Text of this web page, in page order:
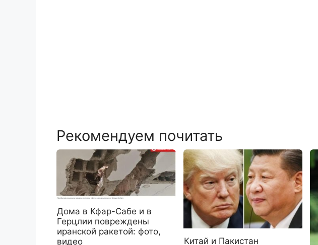
Рекомендуем почитать
Дома в Кфар-Сабе и в
Герцлии повреждены
иранской ракетой: фото,
видео
Китай и Пакистан